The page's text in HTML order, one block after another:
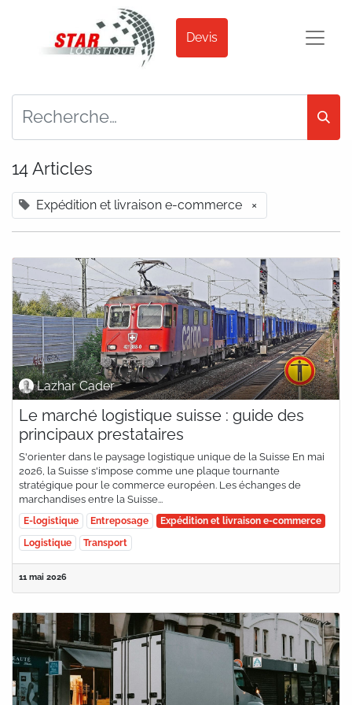
Devis
14 Articles
Expédition et livraison e-commerce ×
Lazhar Cader
Le marché logistique suisse : guide des
principaux prestataires
S'orienter dans le paysage logistique unique de la Suisse En mai
2026, la Suisse s'impose comme une plaque tournante
stratégique pour le commerce européen. Les échanges de
marchandises entre la Suisse...
E-logistique Entreposage
Expédition et livraison e-commerce
Logistique
Transport
11 mai 2026